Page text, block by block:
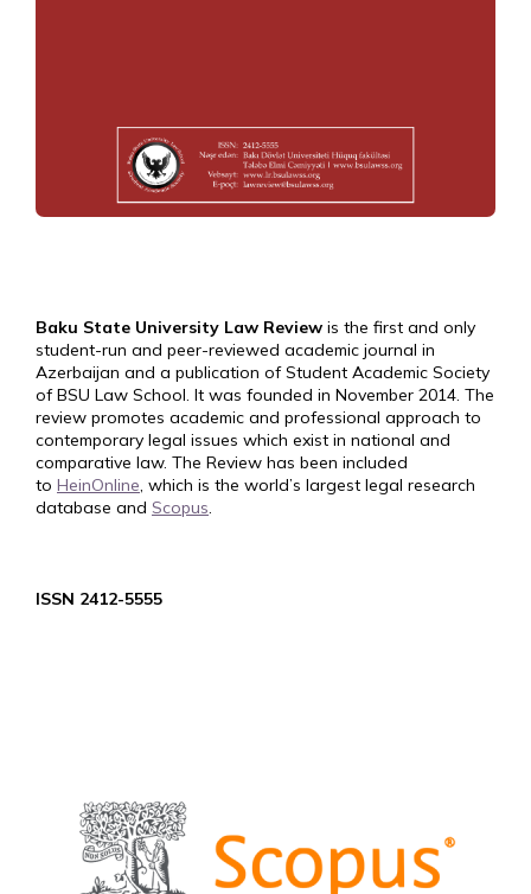
Baku State University Law Review is the first and only
student-run and peer-reviewed academic journal in
Azerbaijan and a publication of Student Academic Society
of BSU Law School. It was founded in November 2014. The
review promotes academic and professional approach to
contemporary legal issues which exist in national and
comparative law. The Review has been included
to HeinOnline, which is the world’s largest legal research
database and Scopus.
ISSN 2412-5555